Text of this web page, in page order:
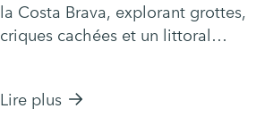
la Costa Brava, explorant grottes,
criques cachées et un littoral
Lire plus